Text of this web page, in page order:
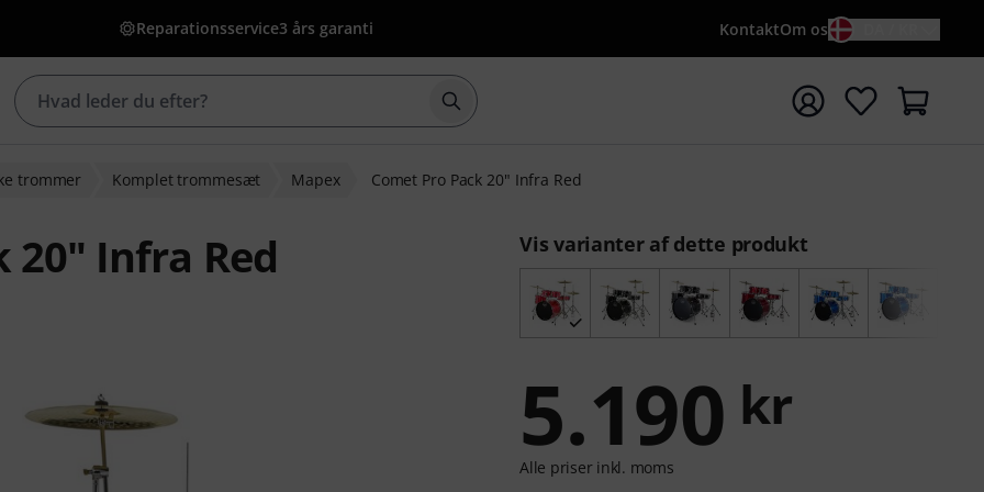
Reparationsservice3 års garanti KontaktOm os
Start søgning med søgeord {searchTerm}
trommer Komplet trommesæt Mapex Comet Pro Pack 20" Infra Red
20" Infra Red Vis varianter af dette produkt
5.190 kr
Alle priser inkl. moms